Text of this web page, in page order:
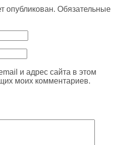
опубликован. Обязательные
и адрес сайта в этом
моих комментариев.